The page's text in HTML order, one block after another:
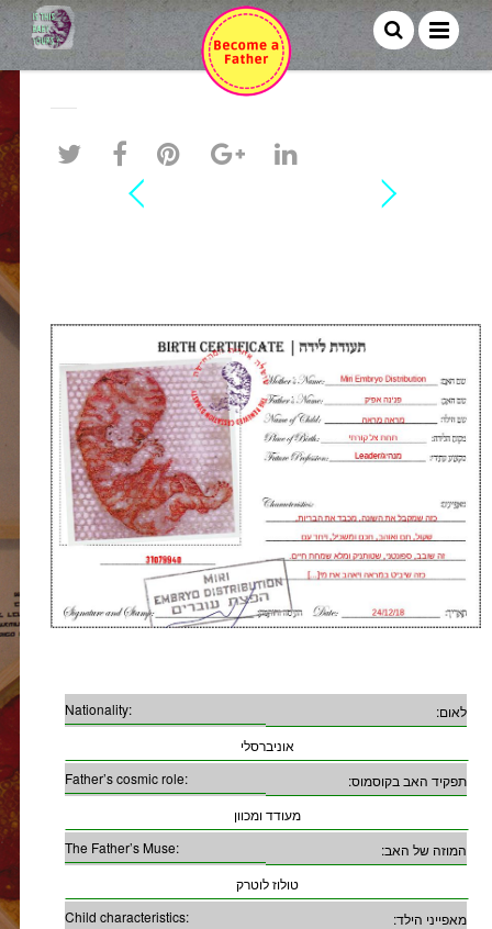
Nationality:
לאום:
אוניברסלי
Father’s cosmic role:
תפקיד האב בקוסמוס:
מעודד ומכוון
The Father’s Muse:
המוזה של האב:
טולוז לוטרק
Child characteristics:
מאפייני הילד: